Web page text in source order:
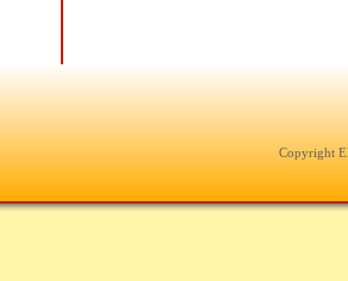
Copyright